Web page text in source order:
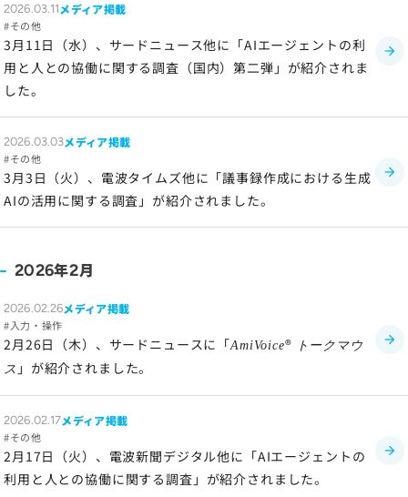
2026.03.11 メディア掲載
その他
3月11日（水）、サードニュース他に「AIエージェントの利
用と人との協働に関する調査（国内）第二弾」が紹介されま
した。
2026.03.03メディア掲載
その他
3月3日（火）、電波タイムズ他に「議事録作成における生成
AIの活用に関する調査」が紹介されました。
2026年2月
2026.02.26メディア掲載
入力・操作
2月26日（木）、サードニュースに「AmiVoice®
トークマウ
ス 」が紹介されました。
2026.02.17メディア掲載
その他
2月17日（火）、電波新聞デジタル他に「AIエージェントの
利用と人との協働に関する調査」が紹介されました。